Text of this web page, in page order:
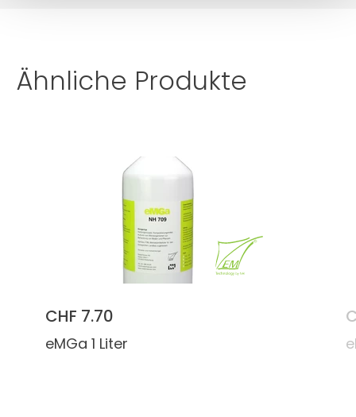
Ähnliche Produkte
CHF 7.70
eMGa 1 Liter